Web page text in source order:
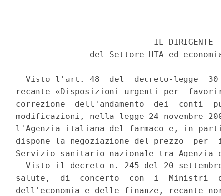
                            IL DIRIGENTE
del Settore HTA ed
Visto l'art. 48  del  decreto-legge
recante «Disposizioni urgenti per
correzione  dell'andamento  dei  conti
modificazioni, nella legge 24 novembre
l'Agenzia italiana del farmaco e, in
dispone la negoziazione del prezzo
Servizio sanitario nazionale tra
Visto il decreto n. 245 del 20
salute,  di  concerto  con  i  Ministri
dell'economia e delle finanze, recante